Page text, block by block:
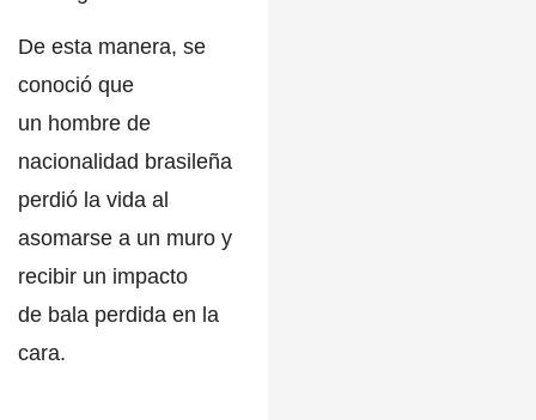
De esta manera, se
conoció que
un hombre de
nacionalidad brasileña
perdió la vida al
asomarse a un muro y
recibir un impacto
de bala perdida en la
cara.